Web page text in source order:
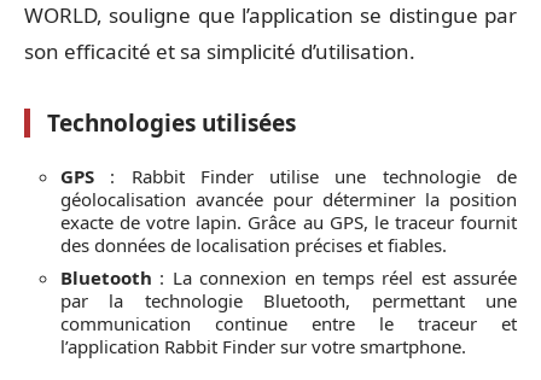
WORLD, souligne que l’application se distingue par
son efficacité et sa simplicité d’utilisation.
Technologies utilisées
GPS : Rabbit Finder utilise une technologie de
géolocalisation avancée pour déterminer la position
exacte de votre lapin. Grâce au GPS, le traceur fournit
des données de localisation précises et fiables.
Bluetooth : La connexion en temps réel est assurée
par la technologie Bluetooth, permettant une
communication continue entre le traceur et
l’application Rabbit Finder sur votre smartphone.